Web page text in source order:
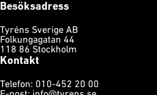
Besöksadress
Tyréns Sverige AB
Folkungagatan 44
118 86 Stockholm
Kontakt
Telefon: 010-452 20 00